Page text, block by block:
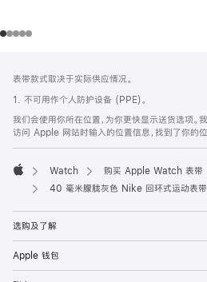
页
页
脚
注
表带款式取决于实际供应情况。
1. 不可用作个人防护设备 (PPE)。
我们会使用你所在位置，为你更快显示送货选项。
访问 Apple 网站时输入的位置信息，找到了你的位
Apple
Watch
购买 Apple Watch 表带
40 毫米朦胧灰色 Nike 回环式运动表带
选购及了解
Apple 钱包